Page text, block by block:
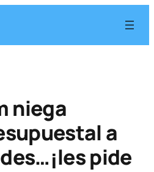
niega
a
pide